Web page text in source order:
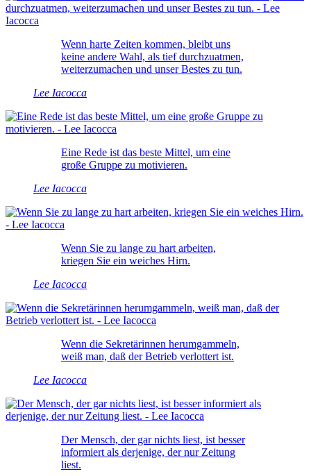
Wenn harte Zeiten kommen, bleibt uns
keine andere Wahl, als tief durchzuatmen,
weiterzumachen und unser Bestes zu tun.
Lee Iacocca
Eine Rede ist das beste Mittel, um eine
große Gruppe zu motivieren.
Lee Iacocca
Wenn Sie zu lange zu hart arbeiten,
kriegen Sie ein weiches Hirn.
Lee Iacocca
Wenn die Sekretärinnen herumgammeln,
weiß man, daß der Betrieb verlottert ist.
Lee Iacocca
Der Mensch, der gar nichts liest, ist besser
informiert als derjenige, der nur Zeitung
liest.